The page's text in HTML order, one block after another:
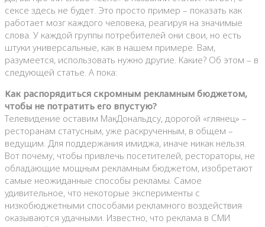
сексе здесь не будет. Это просто пример – показать как
работает мозг каждого человека, реагируя на значимые
слова. У каждой группы потребителей они свои, но есть
штуки универсальные, как в нашем примере. Вам,
разумеется, использовать нужно другие. Какие? Об этом – в
следующей статье. А пока:
Как распорядиться скромным рекламным бюджетом,
чтобы не потратить его впустую?
Телевидение оставим МакДональдсу, дорогой «глянец» –
ресторанам статусным, уже раскрученным, в общем –
ведущим. Для поддержания имиджа, иначе никак нельзя.
Вот почему, чтобы привлечь посетителей, рестораторы, не
обладающие мощным рекламным бюджетом, изобретают
самые неожиданные способы рекламы. Самое
удивительное, что некоторые эксперименты с
низкобюджетными способами рекламного воздействия
оказываются удачными. Известно, что реклама в СМИ